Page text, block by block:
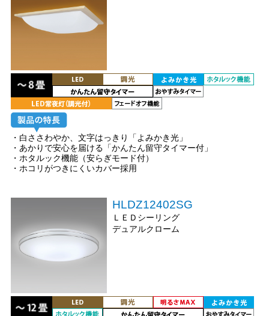
・白ささわやか、文字はっきり「よみかき光」
・あかりで安心を届ける「かんたん留守タイマー付」
・ホタルック機能（安らぎモード付）
・ホコリがつきにくいカバー採用
HLDZ12402SG
ＬＥＤシーリング
デュアルクローム